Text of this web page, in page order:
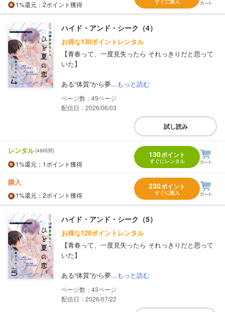
1%還元 ：2ポイント獲得 すぐに購入
ハイド・アンド・シーク（4）
お得な130ポイントレンタル
【青春って、一度見失ったら それっきりだと思って
いた】
ある“体質”から夢...もっと読む
49
配信日：2026/06/03
試し読み
レンタル(48時間)
1%還元 ：1ポイント獲得
130ポイント
すぐにレンタル
購入
1%還元 ：2ポイント獲得
230ポイント
すぐに購入
ハイド・アンド・シーク（5）
お得な120ポイントレンタル
【青春って、一度見失ったら それっきりだと思って
いた】
ある“体質”から夢...もっと読む
43
配信日：2026/07/22